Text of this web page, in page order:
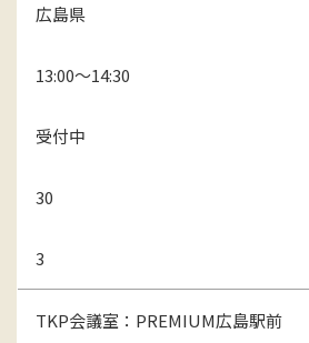
広島県
13:00～14:30
受付中
30
3
TKP会議室：PREMIUM広島駅前